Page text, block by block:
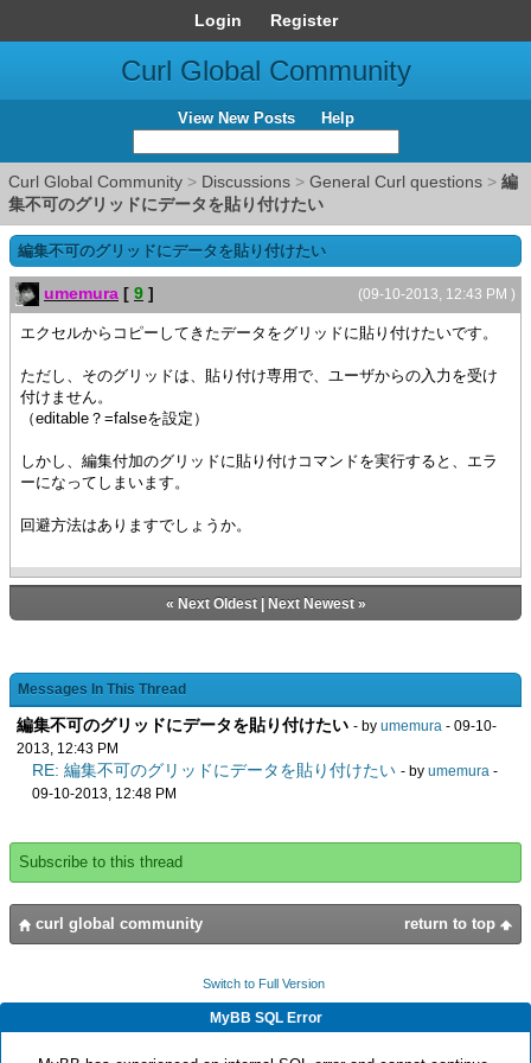
Login Register
Curl Global Community
View New Posts Help
Curl Global Community > Discussions > General Curl questions > 編
集不可のグリッドにデータを貼り付けたい
編集不可のグリッドにデータを貼り付けたい
(09-10-2013, 12:43 PM )
umemura [ 9 ]
エクセルからコピーしてきたデータをグリッドに貼り付けたいです。
ただし、そのグリッドは、貼り付け専用で、ユーザからの入力を受け
付けません。
（editable？=falseを設定）
しかし、編集付加のグリッドに貼り付けコマンドを実行すると、エラ
ーになってしまいます。
回避方法はありますでしょうか。
« Next Oldest| Next Newest»
Messages In This Thread
編集不可のグリッドにデータを貼り付けたい - by umemura - 09-10-
2013, 12:43 PM
RE: 編集不可のグリッドにデータを貼り付けたい - by umemura -
09-10-2013, 12:48 PM
Subscribe to this thread
return to top
curl global community
Switch to Full Version
MyBB SQL Error